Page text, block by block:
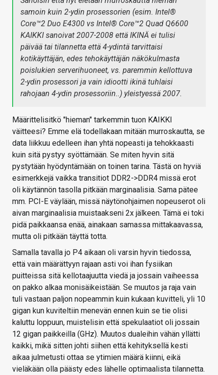
samoin kuin 2-ydin prosessorien (esim. Intel®
Core™2 Duo E4300 vs Intel® Core™2 Quad Q6600
KAIKKI sanoivat 2007-2008 että IKINÄ ei tulisi
päivää tai tilannetta että 4-ydintä tarvittaisi
kotikäyttäjän, edes tehokäyttäjän näkökulmasta
poislukien serverihuoneet, vs. paremmin kellottuva
2-ydin prosessori ja vain idiootti ikinä tuhlaisi
rahojaan 4-ydin prosessoriin..) yleistyessä 2007.
Määrittelisitkö "hieman" tarkemmin tuon KAIKKI
väitteesi? Emme elä todellakaan mitään murroskautta, se
data liikkuu edelleen ihan yhtä nopeasti ja tehokkaasti
kuin sitä pystyy syöttämään. Se miten hyvin sitä
pystytään hyödyntämään on toinen tarina. Tästä on hyviä
esimerkkejä vaikka transitiot DDR2->DDR4 missä erot
oli käytännön tasolla pitkään marginaalisia. Sama pätee
mm. PCI-E väylään, missä näytönohjaimen nopeuserot oli
aivan marginaalisia muistaakseni 2x jälkeen. Tämä ei toki
pidä paikkaansa enää, ainakaan samassa mittakaavassa,
mutta oli pitkään täyttä totta.
Samalla tavalla jo P4 aikaan oli varsin hyvin tiedossa,
että vain määrättyyn rajaan asti voi ihan fysiikan
puitteissa sitä kellotaajuutta viedä ja jossain vaiheessa
on pakko alkaa monisäikeistään. Se muutos ja raja vain
tuli vastaan paljon nopeammin kuin kukaan kuvitteli, yli 10
gigan kun kuviteltiin menevän ennen kuin se tie olisi
kaluttu loppuun, muistelisin että spekulaatiot oli jossain
12 gigan paikkeilla (GHz). Muutos dualeihin vähän yllätti
kaikki, mikä sitten johti siihen että kehityksellä kesti
aikaa julmetusti ottaa se ytimien määrä kiinni, eikä
vieläkään olla päästy edes lähelle optimaalista tilannetta.